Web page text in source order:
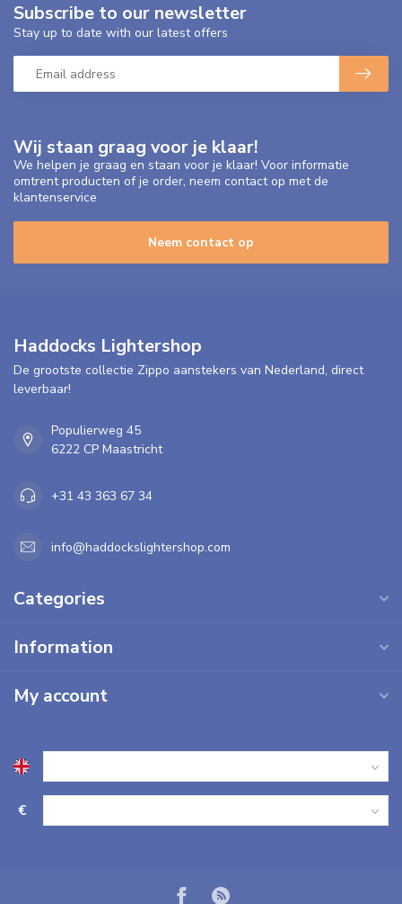
Wij staan graag voor je klaar!
We helpen je graag en staan voor je klaar! Voor informatie
omtrent producten of je order, neem contact op met de
klantenservice
Neem contact op
Subscribe to our newsletter
Stay up to date with our latest offers
Haddocks Lightershop
De grootste collectie Zippo aanstekers van Nederland, direct
leverbaar!
Populierweg 45
6222 CP Maastricht
+31 43 363 67 34
info@haddockslightershop.com
Categories
Information
My account
€